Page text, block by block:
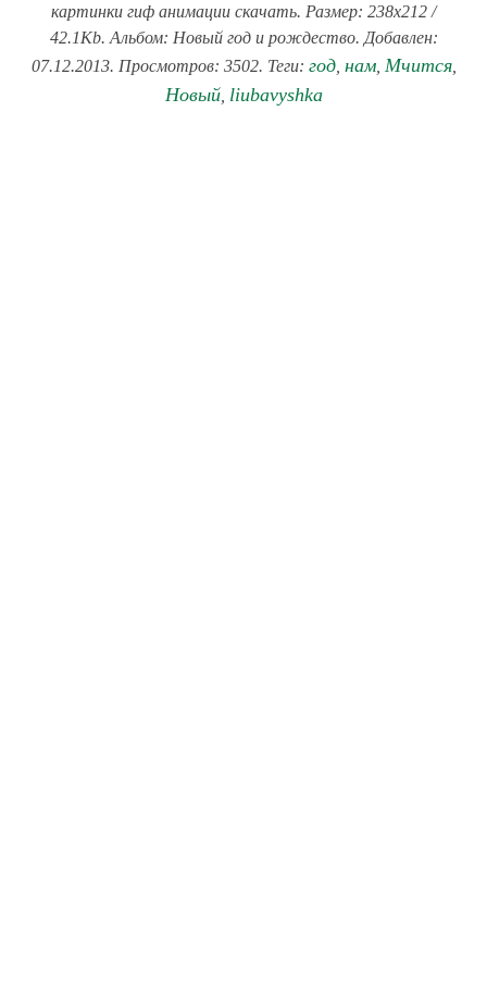
картинки гиф анимации скачать. Размер: 238x212 /
42.1Kb. Альбом: Новый год и рождество. Добавлен:
07.12.2013. Просмотров: 3502. Теги: год, нам, Мчится,
Новый, liubavyshka